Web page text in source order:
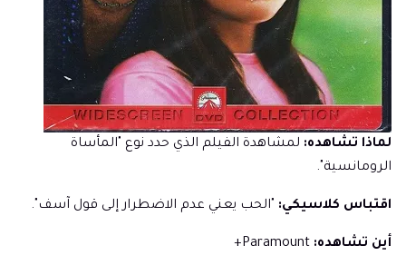
لماذا تشاهده: لمشاهدة الفيلم الذي حدد نوع "المأساة
الرومانسية".
اقتباس كلاسيكي: "الحب يعني عدم الاضطرار إلى قول آسف".
أين تشاهده: